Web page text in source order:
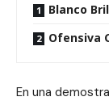
Blanco
Ofensiva
En una